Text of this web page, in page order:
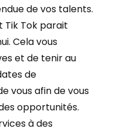
de vos talents.
Tik Tok parait
Cela vous
et de tenir au
de
vous afin de vous
opportunités.
à des